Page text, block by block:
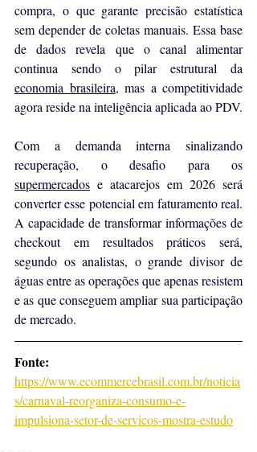
compra, o que garante precisão estatística
sem depender de coletas manuais. Essa base
de dados revela que o canal alimentar
economia brasileira, mas a competitividade
agora reside na inteligência aplicada ao PDV.
Com a demanda interna sinalizando
supermercados e atacarejos em 2026 será
converter esse potencial em faturamento real.
A capacidade de transformar informações de
checkout em resultados práticos será,
segundo os analistas, o grande divisor de
águas entre as operações que apenas resistem
e as que conseguem ampliar sua participação
de mercado.
Fonte:
https://www.ecommercebrasil.com.br/noticia
s/carnaval-reorganiza-consumo-e-
impulsiona-setor-de-servicos-mostra-estudo